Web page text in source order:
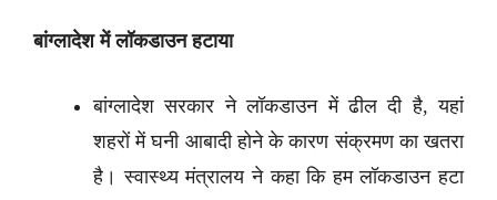
बांग्लादेश में लॉकडाउन हटाया
बांग्लादेश सरकार ने लॉकडाउन में ढील दी है, यहां
शहरों में घनी आबादी होने के कारण संक्रमण का खतरा
है। स्वास्थ्य मंत्रालय ने कहा कि हम लॉकडाउन हटा